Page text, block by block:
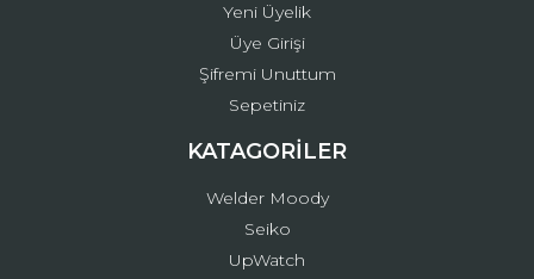
Yeni Üyelik
Üye Girişi
Şifremi Unuttum
Sepetiniz
KATAGORİLER
Welder Moody
Seiko
UpWatch